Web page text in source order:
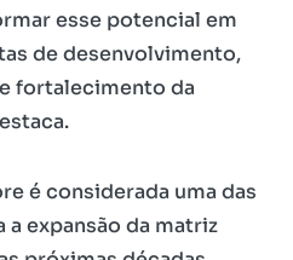
esse potencial em
de desenvolvimento,
fortalecimento da
é considerada uma das
expansão da matriz